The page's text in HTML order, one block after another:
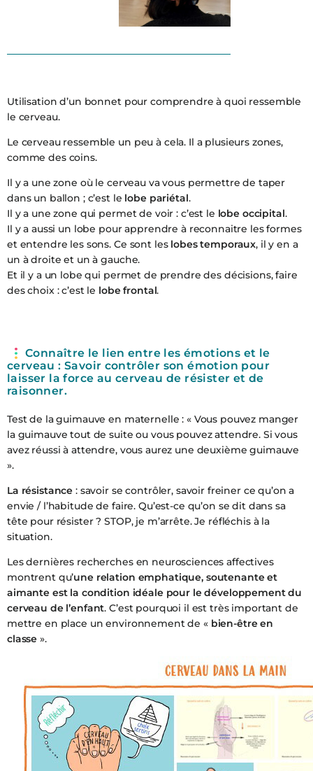
Utilisation d’un bonnet pour comprendre à quoi ressemble
le cerveau.
Le cerveau ressemble un peu à cela. Il a plusieurs zones,
comme des coins.
Il y a une zone où le cerveau va vous permettre de taper
dans un ballon ; c’est le lobe pariétal.
Il y a une zone qui permet de voir : c’est le lobe occipital.
Il y a aussi un lobe pour apprendre à reconnaitre les formes
et entendre les sons. Ce sont les lobes temporaux, il y en a
un à droite et un à gauche.
Et il y a un lobe qui permet de prendre des décisions, faire
des choix : c’est le lobe frontal.
Connaître le lien entre les émotions et le
cerveau : Savoir contrôler son émotion pour
laisser la force au cerveau de résister et de
raisonner.
Test de la guimauve en maternelle : « Vous pouvez manger
la guimauve tout de suite ou vous pouvez attendre. Si vous
avez réussi à attendre, vous aurez une deuxième guimauve
».
La résistance : savoir se contrôler, savoir freiner ce qu’on a
envie / l’habitude de faire. Qu’est-ce qu’on se dit dans sa
tête pour résister ? STOP, je m’arrête. Je réfléchis à la
situation.
Les dernières recherches en neurosciences affectives
montrent qu’une relation emphatique, soutenante et
aimante est la condition idéale pour le développement du
cerveau de l’enfant. C’est pourquoi il est très important de
mettre en place un environnement de « bien-être en
classe ».